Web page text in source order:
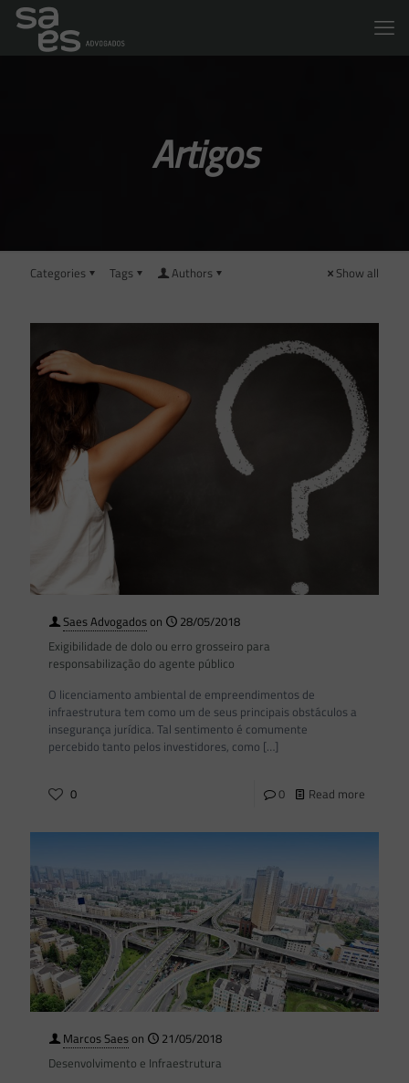
Artigos
Categories Tags Authors Show all
Saes Advogadoson
28/05/2018
Exigibilidade de dolo ou erro grosseiro para
responsabilização do agente público
O licenciamento ambiental de empreendimentos de
infraestrutura tem como um de seus principais obstáculos a
insegurança jurídica. Tal sentimento é comumente
percebido tanto pelos investidores, como […]
0 0 Read more
Marcos Saeson
21/05/2018
Desenvolvimento e Infraestrutura